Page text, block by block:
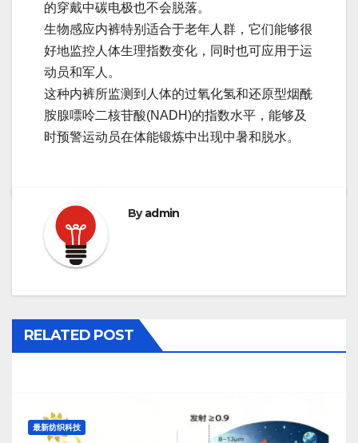
的穿戴中碳电极也不会脱落。
生物感应内裤特别适合于老年人群，它们能够很
好地监控人体生理指数变化，同时也可应用于运
动员和军人。
这种内裤所监测到人体的过氧化氢和还原型烟酰
胺腺嘌呤二核苷酸(NADH)的指数水平，能够及
时预警运动员在体能锻炼中出现中暑和脱水。
Byadmin
RELATED POST
最新纺织科技